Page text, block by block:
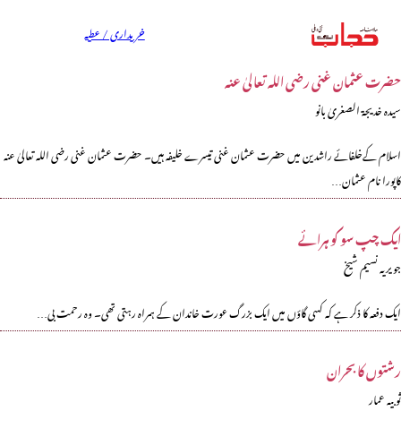
خریداری / عطیہ
حضرت عثمان غنی رضی اللہ تعالیٰ عنہ
سیدہ خدیجۃ الصغریٰ بانو
اسلام کےخلفائے راشدین میں حضرت عثمان غنی تیسرے خلیفہ ہیں۔ حضرت عثمان غنی رضی اللہ تعالیٰ عنہ
کاپورا نام عثمان…
ایک چپ سو کو ہرائے
جویریہ نسیم شیخ
ایک دفعہ کا ذکر ہے کہ کسی گاؤں میں ایک بزرگ عورت خاندان کے ہمراہ رہتی تھی۔ وہ رحمت بی…
رشتوں کا بحران
ثوبیہ عمار